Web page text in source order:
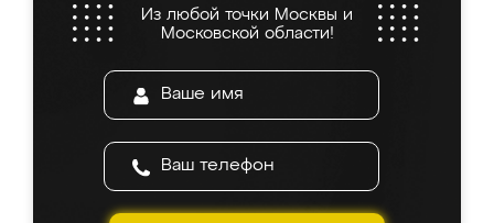
Из любой точки Москвы и
Московской области!